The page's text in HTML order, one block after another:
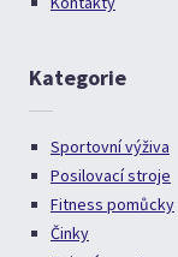
Kategorie
Sportovní výživa
Posilovací stroje
Fitness pomůcky
Činky